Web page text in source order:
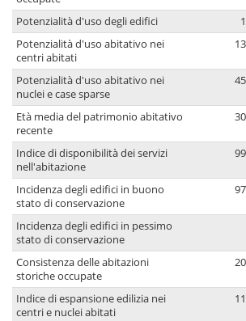
Potenzialità d'uso degli edifici
Potenzialità d'uso abitativo nei
centri abitati
Potenzialità d'uso abitativo nei
nuclei e case sparse
Età media del patrimonio abitativo
recente
Indice di disponibilità dei servizi
nell'abitazione
Incidenza degli edifici in buono
stato di conservazione
Incidenza degli edifici in pessimo
stato di conservazione
Consistenza delle abitazioni
storiche occupate
Indice di espansione edilizia nei
centri e nuclei abitati